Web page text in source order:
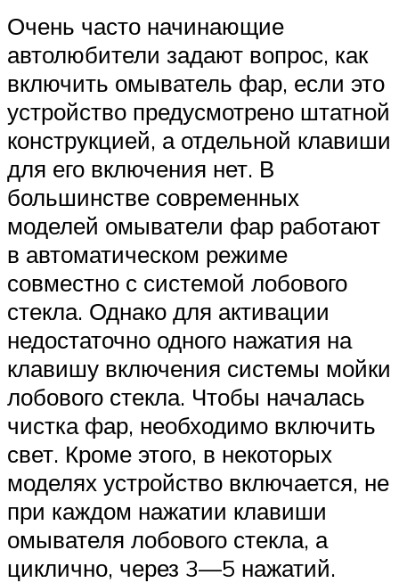
Очень часто начинающие
автолюбители задают вопрос, как
включить омыватель фар, если это
устройство предусмотрено штатной
конструкцией, а отдельной клавиши
для его включения нет. В
большинстве современных
моделей омыватели фар работают
в автоматическом режиме
совместно с системой лобового
стекла. Однако для активации
недостаточно одного нажатия на
клавишу включения системы мойки
лобового стекла. Чтобы началась
чистка фар, необходимо включить
свет. Кроме этого, в некоторых
моделях устройство включается, не
при каждом нажатии клавиши
омывателя лобового стекла, а
циклично, через 3—5 нажатий.